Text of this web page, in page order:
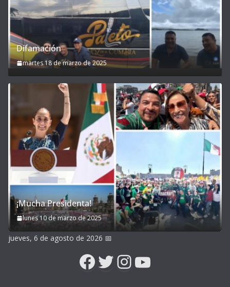
Difamación
martes 18 de marzo de 2025
¡Mucha Presidenta!
lunes 10 de marzo de 2025
jueves, 6 de agosto de 2026 📅
Facebook
Twitter
Instagram
YouTube